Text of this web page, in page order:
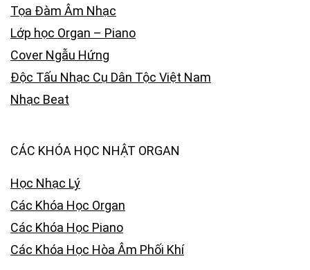
Tọa Đàm Âm Nhạc
Lớp học Organ – Piano
Cover Ngẫu Hứng
Độc Tấu Nhạc Cụ Dân Tộc Việt Nam
Nhạc Beat
CÁC KHÓA HỌC NHẬT ORGAN
Học Nhạc Lý
Các Khóa Học Organ
Các Khóa Học Piano
Các Khóa Học Hòa Âm Phối Khí